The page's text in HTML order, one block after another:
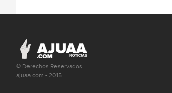
© Derechos Reservados
ajuaa.com - 2015